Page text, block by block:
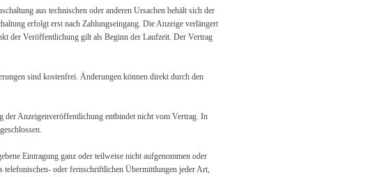
aus technischen oder anderen Ursachen behält sich der
erfolgt erst nach Zahlungseingang. Die Anzeige verlängert
der Veröffentlichung gilt als Beginn der Laufzeit. Der Vertrag
sind kostenfrei. Änderungen können direkt durch den
der Anzeigenveröffentlichung entbindet nicht vom Vertrag. In
Eintragung ganz oder teilweise nicht aufgenommen oder
oder fernschriftlichen Übermittlungen jeder Art,